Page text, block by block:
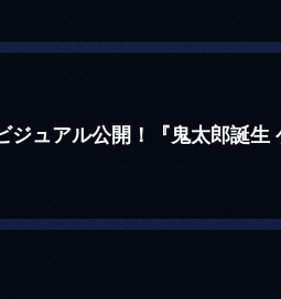
ジュアル公開！『鬼太郎誕